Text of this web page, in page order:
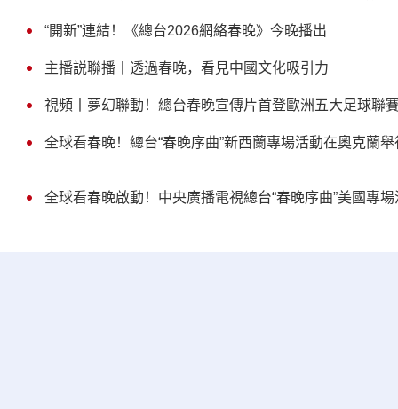
“開新”連結！《總台2026網絡春晚》今晚播出
主播説聯播丨透過春晚，看見中國文化吸引力
視頻丨夢幻聯動！總台春晚宣傳片首登歐洲五大足球聯
全球看春晚！總台“春晚序曲”新西蘭專場活動在奧克蘭舉
全球看春晚啟動！中央廣播電視總台“春晚序曲”美國專